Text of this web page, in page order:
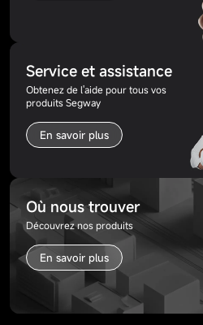
Service et assistance
Obtenez de l'aide pour tous vos
produits Segway
En savoir plus
Où nous trouver
Découvrez nos produits
En savoir plus